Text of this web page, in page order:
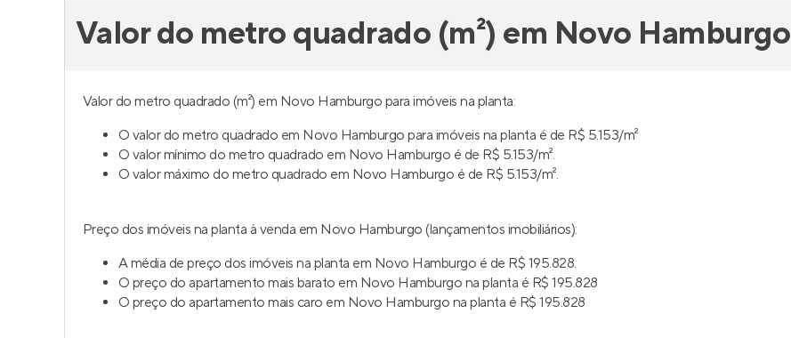
Valor do metro quadrado (m²) em Novo Hamburgo
Valor do metro quadrado (m²) em Novo Hamburgo para imóveis na planta:
O valor do metro quadrado em Novo Hamburgo para imóveis na planta é de R$ 5.153/m²
O valor mínimo do metro quadrado em Novo Hamburgo é de R$ 5.153/m².
O valor máximo do metro quadrado em Novo Hamburgo é de R$ 5.153/m².
Preço dos imóveis na planta à venda em Novo Hamburgo (lançamentos imobiliários):
A média de preço dos imóveis na planta em Novo Hamburgo é de R$ 195.828.
O preço do apartamento mais barato em Novo Hamburgo na planta é R$ 195.828
O preço do apartamento mais caro em Novo Hamburgo na planta é R$ 195.828